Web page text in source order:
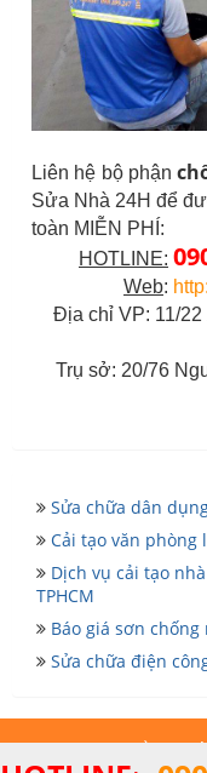
Liên hệ bộ phận
Sửa Nhà 24H để
toàn MIỄN PHÍ:
HOTLINE:
Web:
Địa chỉ VP: 11/
Trụ sở: 20/76
Sửa chữa dân
Cải tạo văn
Dịch vụ cải tạo
TPHCM
Báo giá sơn
Sửa chữa điện